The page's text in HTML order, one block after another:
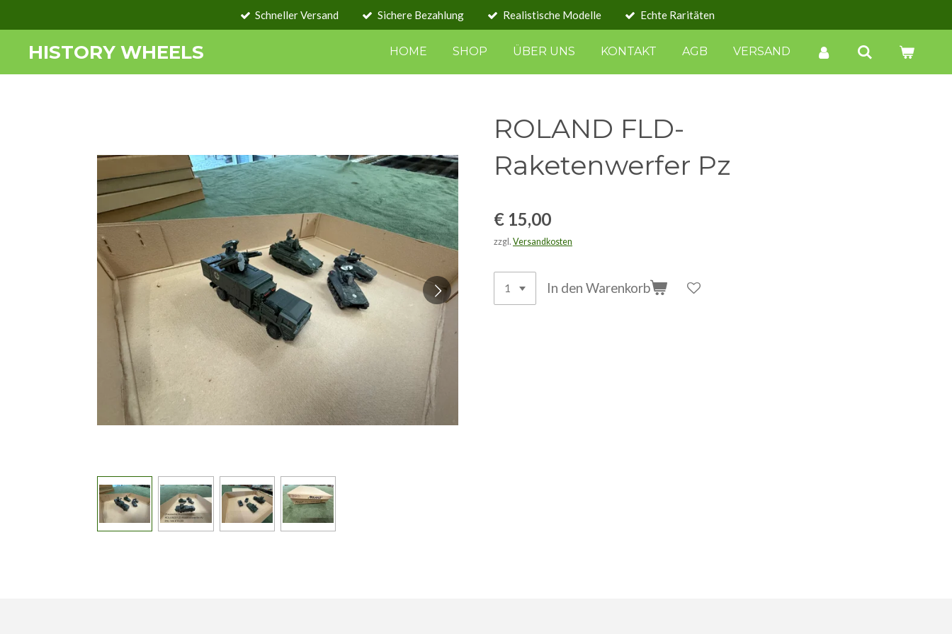
springen
Schneller Versand Sichere Bezahlung Realistische Modelle Echte Raritäten
HISTORY WHEELS HOME SHOP ÜBER UNS KONTAKT AGB VERSAND
ROLAND FLD-
Raketenwerfer Pz
€ 15,00
zzgl. Versandkosten
In den Warenkorb